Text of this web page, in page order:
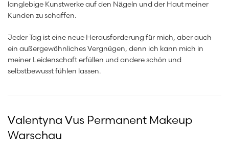
langlebige Kunstwerke auf den Nägeln und der Haut meiner
Kunden zu schaffen.
Jeder Tag ist eine neue Herausforderung für mich, aber auch
ein außergewöhnliches Vergnügen, denn ich kann mich in
meiner Leidenschaft erfüllen und andere schön und
selbstbewusst fühlen lassen.
Valentyna Vus Permanent Makeup
Warschau